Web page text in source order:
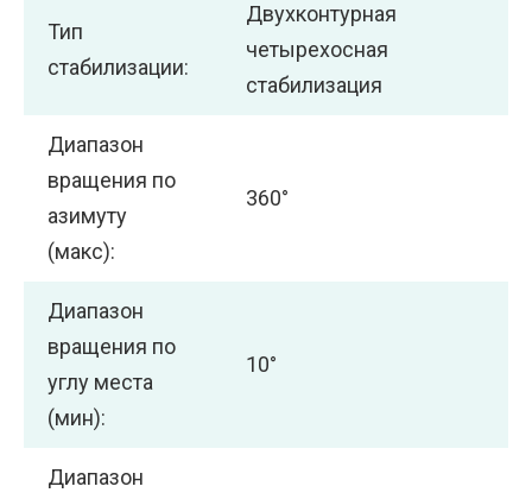
Тип
стабилизации:
Двухконтурная
четырехосная
стабилизация
Диапазон
вращения по
азимуту
(макс):
360°
Диапазон
вращения по
углу места
(мин):
10°
Диапазон